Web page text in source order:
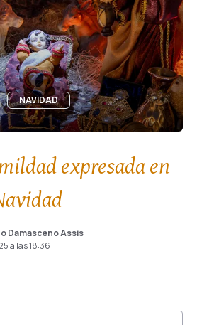
NAVIDAD
expresada en
Damasceno Assis
a las 18:36